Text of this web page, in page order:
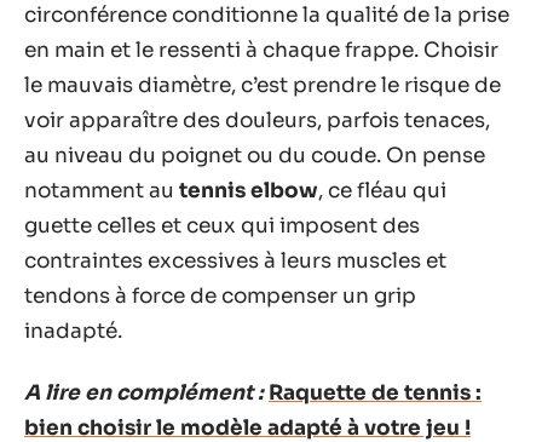
circonférence conditionne la qualité de la prise
en main et le ressenti à chaque frappe. Choisir
le mauvais diamètre, c’est prendre le risque de
voir apparaître des douleurs, parfois tenaces,
au niveau du poignet ou du coude. On pense
notamment au tennis elbow, ce fléau qui
guette celles et ceux qui imposent des
contraintes excessives à leurs muscles et
tendons à force de compenser un grip
inadapté.
A lire en complément : Raquette de tennis :
bien choisir le modèle adapté à votre jeu !